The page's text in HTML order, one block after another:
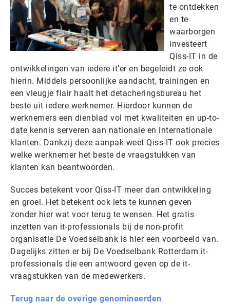
te ontdekken
en te
waarborgen
investeert
Qiss-IT in de
ontwikkelingen van iedere it’er en begeleidt ze ook
hierin. Middels persoonlijke aandacht, trainingen en
een vleugje flair haalt het detacheringsbureau het
beste uit iedere werknemer. Hierdoor kunnen de
werknemers een dienblad vol met kwaliteiten en up-to-
date kennis serveren aan nationale en internationale
klanten. Dankzij deze aanpak weet Qiss-IT ook precies
welke werknemer het beste de vraagstukken van
klanten kan beantwoorden.
Succes betekent voor Qiss-IT meer dan ontwikkeling
en groei. Het betekent ook iets te kunnen geven
zonder hier wat voor terug te wensen. Het gratis
inzetten van it-professionals bij de non-profit
organisatie De Voedselbank is hier een voorbeeld van.
Dagelijks zitten er bij De Voedselbank Rotterdam it-
professionals die een antwoord geven op de it-
vraagstukken van de medewerkers.
Terug naar de overige genomineerden